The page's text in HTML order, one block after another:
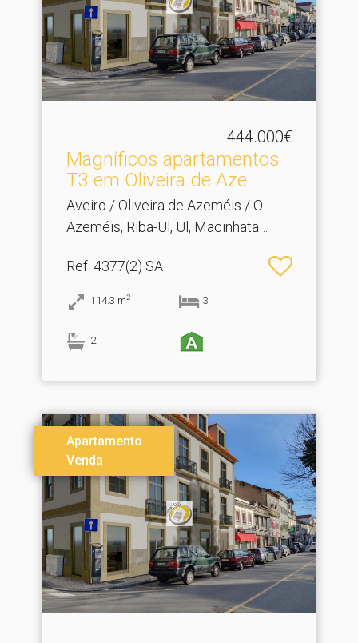
444.000€
Magníficos apartamentos
T3 em Oliveira de Aze.​..
Aveiro / Oliveira de Azeméis / O.
Azeméis, Riba-Ul, Ul, Macinhata
Ref: 4377(2) SA
114.3 m2 3
2
Apartamento
Venda